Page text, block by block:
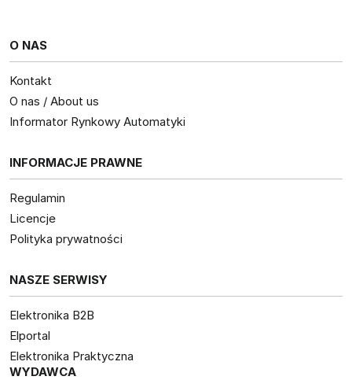
O NAS
Kontakt
O nas / About us
Informator Rynkowy Automatyki
INFORMACJE PRAWNE
Regulamin
Licencje
Polityka prywatności
NASZE SERWISY
Elektronika B2B
Elportal
Elektronika Praktyczna
WYDAWCA